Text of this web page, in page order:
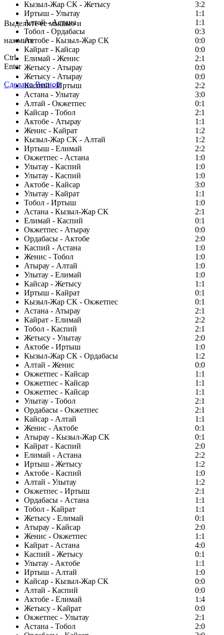
Кызыл-Жар СК - Жетысу
3:2
Иртыш - Улытау
1:1
Алтай - Астана
1:1
Тобол - Ордабасы
0:3
Актобе - Кызыл-Жар СК
0:0
Кайрат - Кайсар
0:0
Елимай - Женис
2:1
Жетысу - Атырау
0:0
Жетысу - Атырау
0:0
Каспий - Иртыш
2:2
Астана - Улытау
3:0
Алтай - Окжетпес
0:1
Кайсар - Тобол
2:1
Актобе - Атырау
1:1
Женис - Кайрат
1:2
Кызыл-Жар СК - Алтай
1:2
Иртыш - Елимай
2:2
Окжетпес - Астана
1:0
Улытау - Каспий
1:0
Улытау - Каспий
1:0
Актобе - Кайсар
3:0
Улытау - Кайрат
1:1
Тобол - Иртыш
1:0
Астана - Кызыл-Жар СК
2:1
Елимай - Каспий
0:1
Окжетпес - Атырау
0:0
Ордабасы - Актобе
2:0
Каспий - Астана
1:0
Женис - Тобол
1:0
Атырау - Алтай
1:0
Улытау - Елимай
1:0
Кайсар - Жетысу
1:1
Иртыш - Кайрат
0:1
Кызыл-Жар СК - Окжетпес
0:1
Астана - Атырау
2:1
Кайрат - Елимай
2:2
Тобол - Каспий
2:1
Жетысу - Улытау
2:0
Актобе - Иртыш
1:0
Кызыл-Жар СК - Ордабасы
1:2
Алтай - Женис
0:0
Окжетпес - Кайсар
1:1
Окжетпес - Кайсар
1:1
Окжетпес - Кайсар
1:1
Улытау - Тобол
2:1
Ордабасы - Окжетпес
2:1
Кайсар - Алтай
1:1
Женис - Актобе
0:1
Атырау - Кызыл-Жар СК
0:1
Кайрат - Каспий
2:0
Елимай - Астана
2:2
Иртыш - Жетысу
1:2
Актобе - Каспий
1:0
Алтай - Улытау
1:2
Окжетпес - Иртыш
2:1
Ордабасы - Астана
1:1
Тобол - Кайрат
1:1
Жетысу - Елимай
0:1
Атырау - Кайсар
2:0
Женис - Окжетпес
1:1
Кайрат - Астана
4:0
Каспий - Жетысу
0:1
Улытау - Актобе
1:1
Иртыш - Алтай
1:0
Кайсар - Кызыл-Жар СК
0:0
Алтай - Каспий
0:0
Актобе - Елимай
1:4
Жетысу - Кайрат
0:0
Окжетпес - Улытау
2:1
Астана - Тобол
2:0
Заметили ошибку в тексте?
Выделите ее мышью и
нажмите
Ctrl
Enter
Сделано Весной